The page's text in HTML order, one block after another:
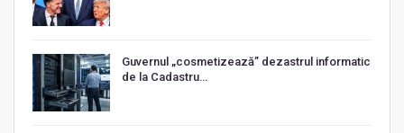
Guvernul „cosmetizează” dezastrul informatic
de la Cadastru…